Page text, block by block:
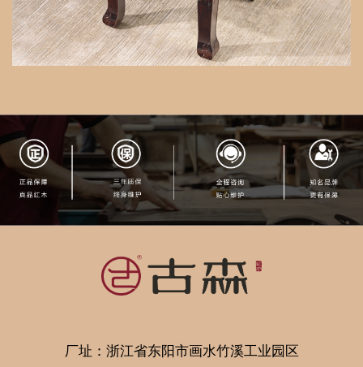
厂址：浙江省东阳市画水竹溪工业园区